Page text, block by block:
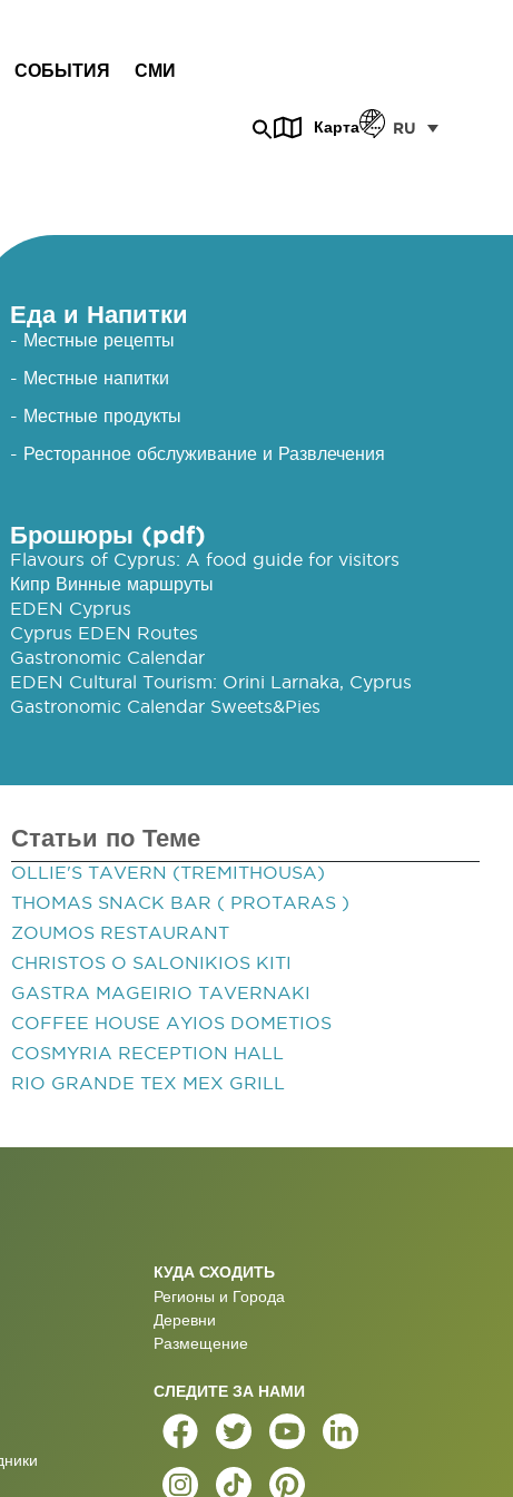
СОБЫТИЯ СМИ
Карта RU
Еда и Напитки
- Местные рецепты
- Местные напитки
- Местные продукты
- Ресторанное обслуживание и Развлечения
Брошюры (pdf)
Flavours of Cyprus: A food guide for visitors
Кипр Винные маршруты
EDEN Cyprus
Cyprus EDEN Routes
Gastronomic Calendar
EDEN Cultural Tourism: Orini Larnaka, Cyprus
Gastronomic Calendar Sweets&Pies
Статьи по Теме
OLLIE'S TAVERN (TREMITHOUSA)
THOMAS SNACK BAR ( PROTARAS )
ZOUMOS RESTAURANT
CHRISTOS O SALONIKIOS KITI
GASTRA MAGEIRIO TAVERNAKI
COFFEE HOUSE AYIOS DOMETIOS
COSMYRIA RECEPTION HALL
RIO GRANDE TEX MEX GRILL
КУДА СХОДИТЬ
Регионы и Города
Деревни
Размещение
СЛЕДИТЕ ЗА НАМИ